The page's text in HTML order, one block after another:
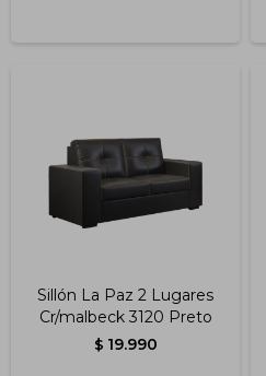
Sillón La Paz 2 Lugares
Cr/malbeck 3120 Preto
$ 19.990